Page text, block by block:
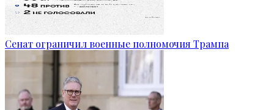
Сенат ограничил военные полномочия Трампа